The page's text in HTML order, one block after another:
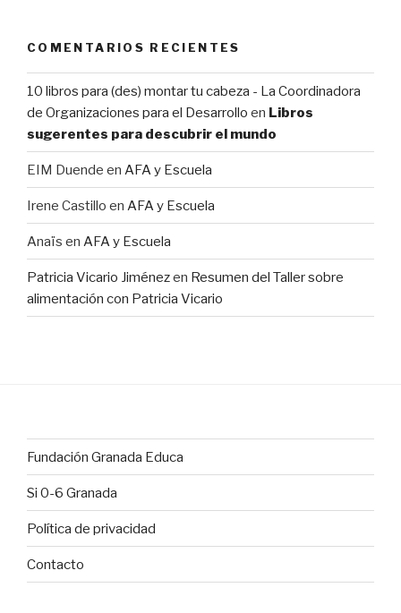
COMENTARIOS RECIENTES
10 libros para (des) montar tu cabeza - La Coordinadora
de Organizaciones para el Desarrollo en Libros
sugerentes para descubrir el mundo
EIM Duende en AFA y Escuela
Irene Castillo en AFA y Escuela
Anaïs en AFA y Escuela
Patricia Vicario Jiménezen Resumen del Taller sobre
alimentación con Patricia Vicario
Fundación Granada Educa
Si 0-6 Granada
Política de privacidad
Contacto